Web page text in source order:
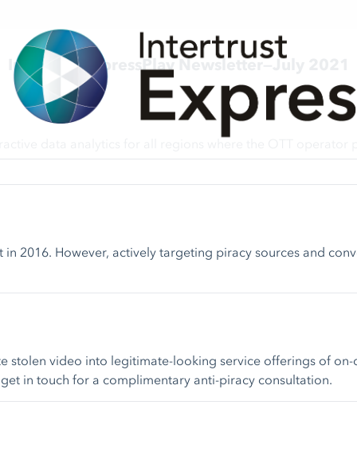
Intertrust ExpressPlay Newsletter—July 2021
2016. However, actively targeting piracy sources and
stolen video into legitimate-looking service offerings of
in touch for a complimentary anti-piracy consultation.